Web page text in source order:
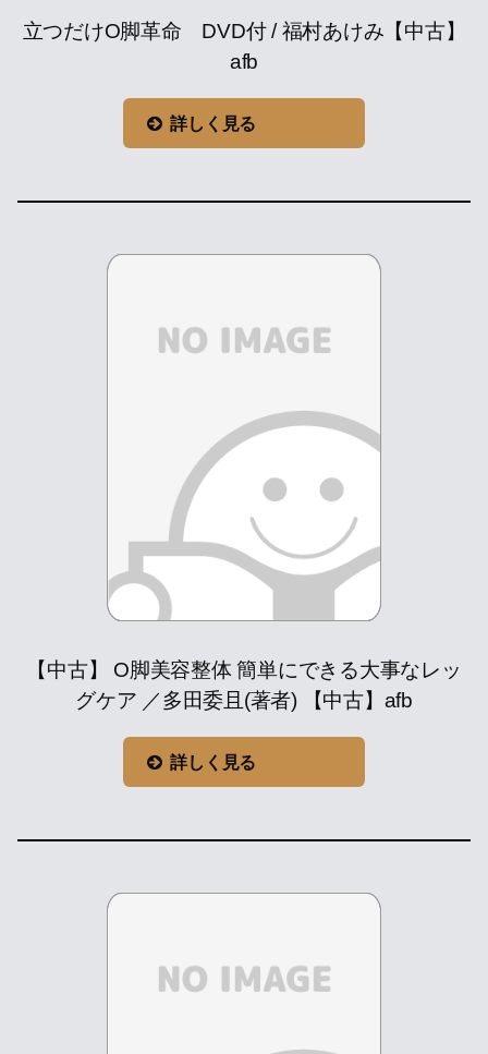
立つだけO脚革命 DVD付 / 福村あけみ【中古】
afb
詳しく見る
【中古】 O脚美容整体 簡単にできる大事なレッ
グケア ／多田委且(著者) 【中古】afb
詳しく見る